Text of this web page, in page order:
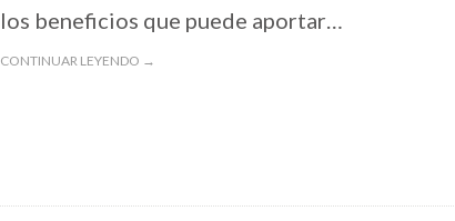
los beneficios que puede aportar…
CONTINUAR LEYENDO →